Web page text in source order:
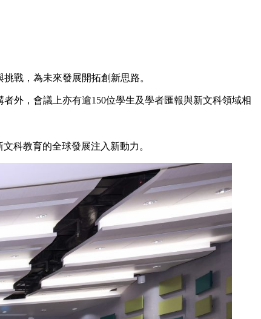
戰，為未來發展開拓創新思路。
外，會議上亦有逾150位學生及學者匯報與新文科領域相
科教育的全球發展注入新動力。